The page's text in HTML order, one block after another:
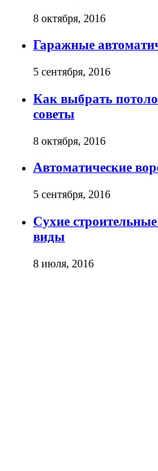
8 октября, 2016
Гаражные
5 сентября, 2016
Как выбрать
советы
8 октября, 2016
Автоматические
5 сентября, 2016
Сухие
виды
8 июля, 2016